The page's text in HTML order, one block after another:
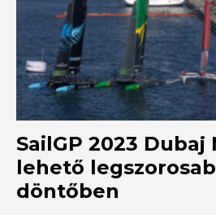
SailGP 2023 Dubaj
lehető
döntőben